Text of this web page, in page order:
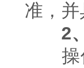
准，
2
操作